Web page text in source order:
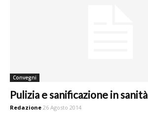
Convegni
Pulizia e sanificazione in sanità
Redazione 26 Agosto 2014